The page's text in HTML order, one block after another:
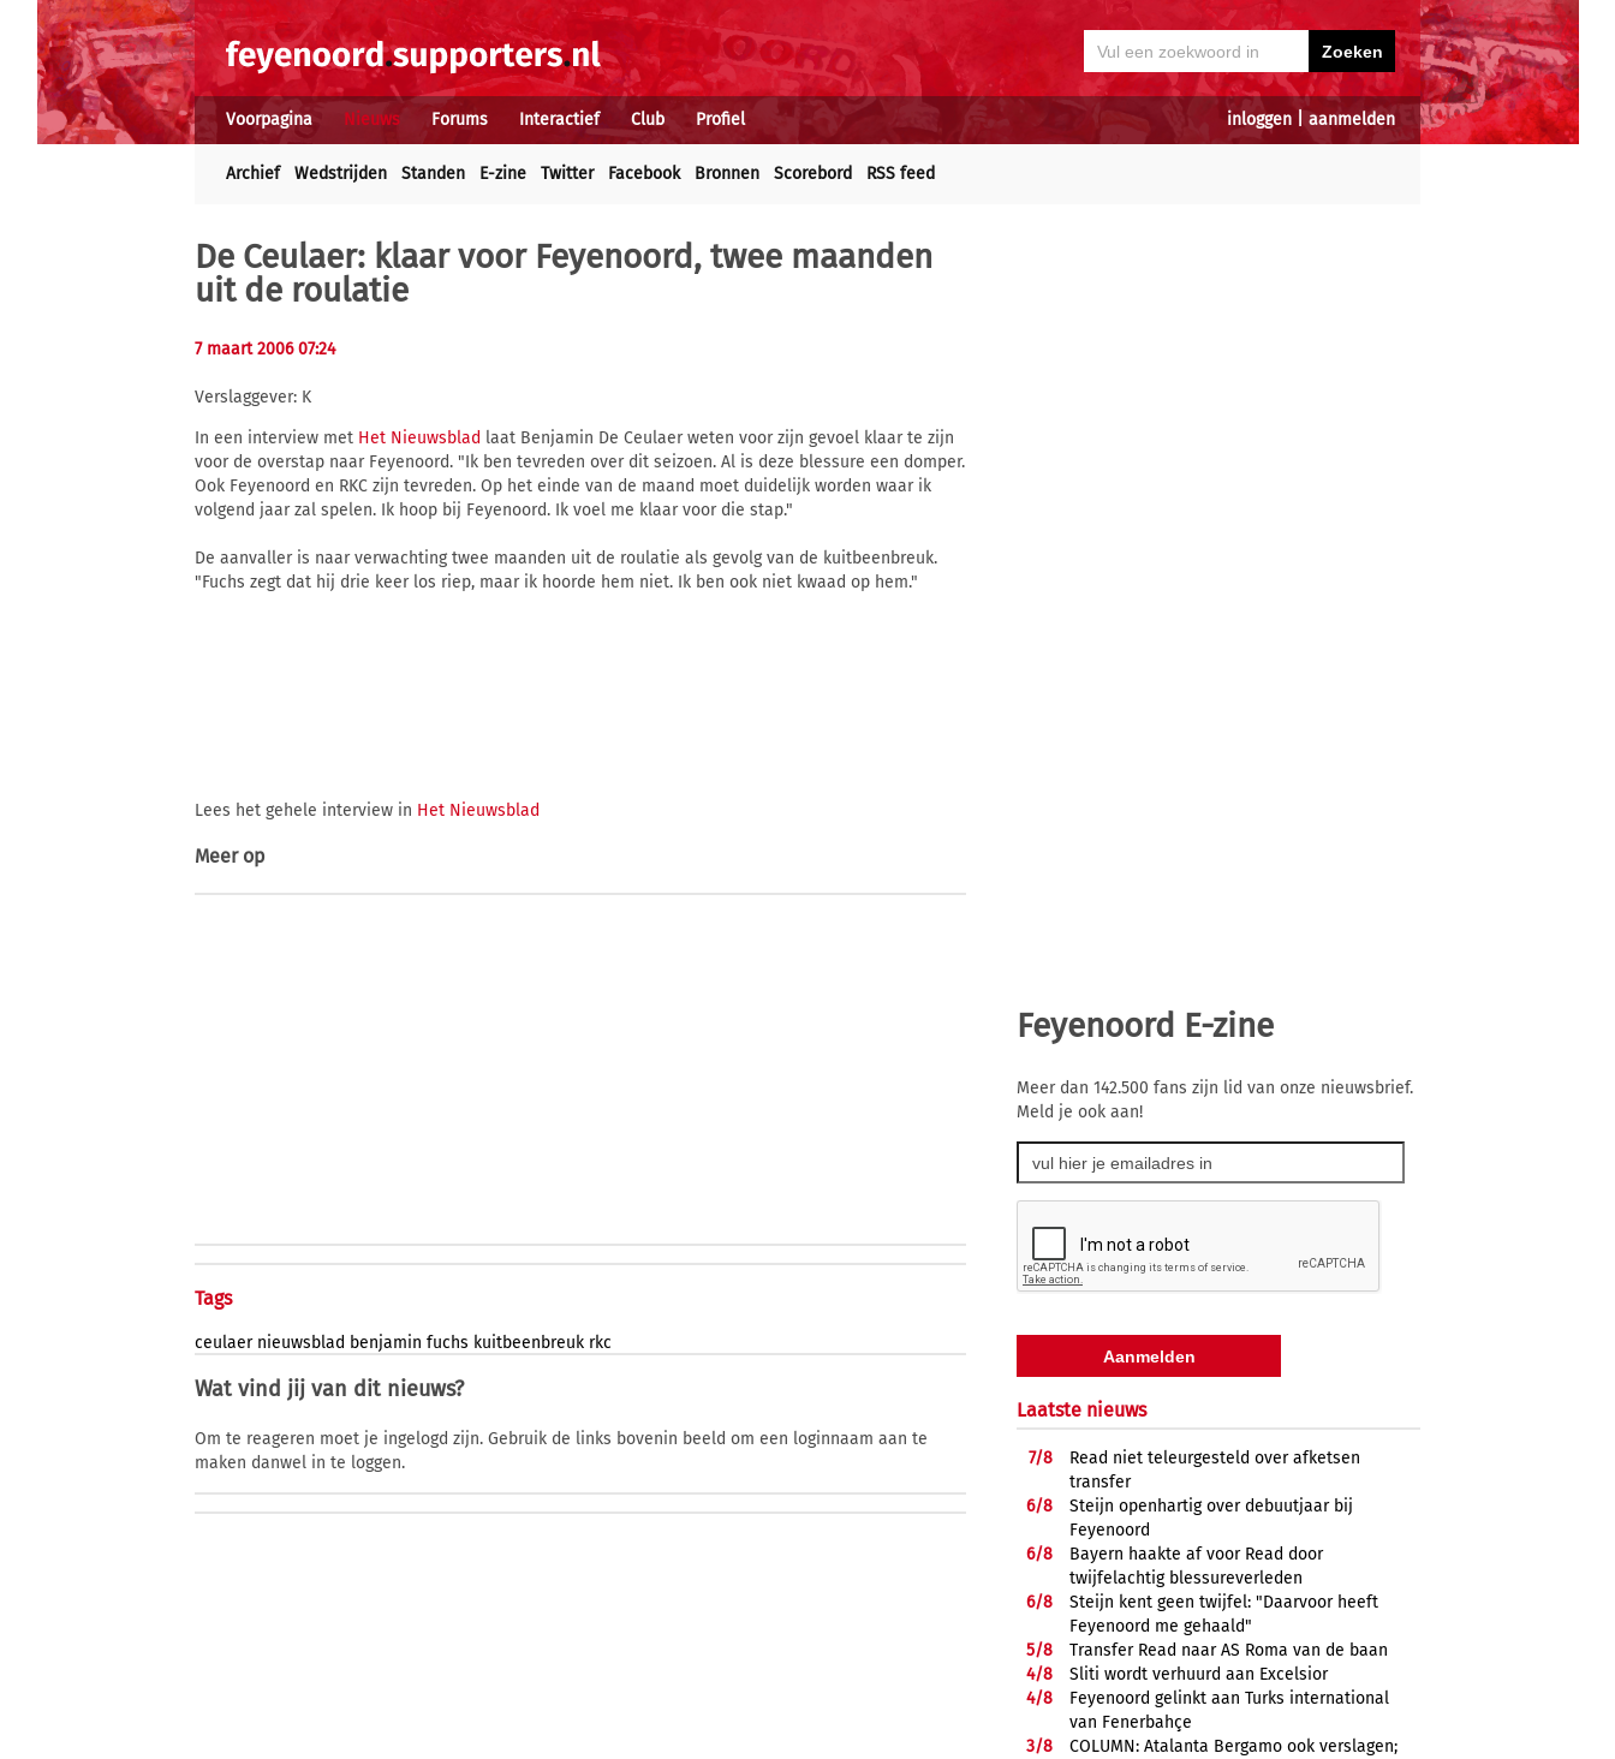
inloggen aanmelden
Voorpagina Nieuws Forums Interactief Club Profiel
Archief Wedstrijden Standen E-zine Twitter Facebook Bronnen Scorebord RSS feed
De Ceulaer: klaar voor Feyenoord, twee maanden
uit de roulatie
7 maart 2006 07:24
Verslaggever: K
In een interview met Het Nieuwsblad laat Benjamin De Ceulaer weten voor zijn gevoel klaar te zijn
voor de overstap naar Feyenoord. "Ik ben tevreden over dit seizoen. Al is deze blessure een domper.
Ook Feyenoord en RKC zijn tevreden. Op het einde van de maand moet duidelijk worden waar ik
volgend jaar zal spelen. Ik hoop bij Feyenoord. Ik voel me klaar voor die stap."
De aanvaller is naar verwachting twee maanden uit de roulatie als gevolg van de kuitbeenbreuk.
"Fuchs zegt dat hij drie keer los riep, maar ik hoorde hem niet. Ik ben ook niet kwaad op hem."
Lees het gehele interview in Het Nieuwsblad
Meer op
Tags
ceulaer nieuwsblad benjamin fuchs kuitbeenbreuk rkc
Wat vind jij van dit nieuws?
Om te reageren moet je ingelogd zijn. Gebruik de links bovenin beeld om een loginnaam aan te
maken danwel in te loggen.
Feyenoord E-zine
Meer dan 142.500 fans zijn lid van onze nieuwsbrief.
Meld je ook aan!
Laatste nieuws
7/8
Read niet teleurgesteld over afketsen
transfer
6/8
Steijn openhartig over debuutjaar bij
Feyenoord
6/8
Bayern haakte af voor Read door
twijfelachtig blessureverleden
6/8
Steijn kent geen twijfel: "Daarvoor heeft
Feyenoord me gehaald"
5/8
Transfer Read naar AS Roma van de baan
4/8
Sliti wordt verhuurd aan Excelsior
4/8
Feyenoord gelinkt aan Turks international
van Fenerbahçe
3/8
COLUMN: Atalanta Bergamo ook verslagen;